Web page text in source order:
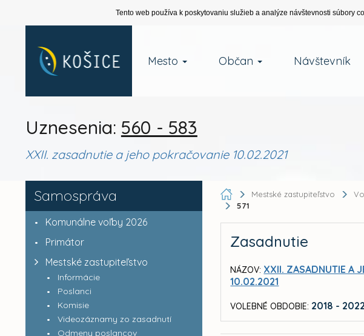
Tento web používa k poskytovaniu služieb a analýze návštevnosti súbory
Mesto Občan Návštevník
Uznesenia: 560 - 583
XXII. zasadnutie a jeho pokračovanie 10.02.2021
Samospráva
Komunálne voľby 2026
Primátor
Mestské zastupiteľstvo
Informácie
Poslanci
Komisie
Videozáznamy zo zasadnutí
Odmeny poslancov
Mestské zastupiteľstvo
571
Zasadnutie
NÁZOV: XXII. ZASADNUTIE A
10.02.2021
VOLEBNÉ OBDOBIE: 2018 - 2022